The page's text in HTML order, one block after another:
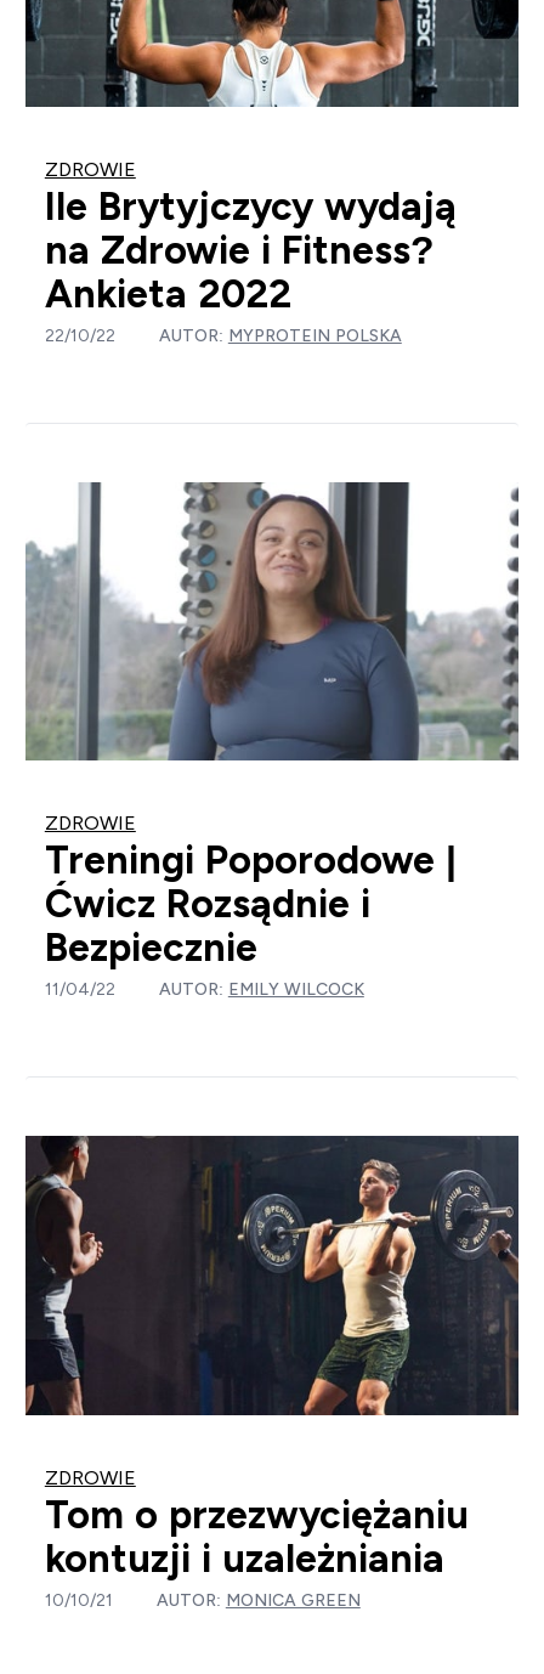
ZDROWIE
Ile Brytyjczycy wydają
na Zdrowie i Fitness?
Ankieta 2022
22/10/22 AUTOR: MYPROTEIN POLSKA
ZDROWIE
Treningi Poporodowe |
Ćwicz Rozsądnie i
Bezpiecznie
11/04/22 AUTOR: EMILY WILCOCK
ZDROWIE
Tom o przezwyciężaniu
kontuzji i uzależniania
10/10/21 AUTOR: MONICA GREEN